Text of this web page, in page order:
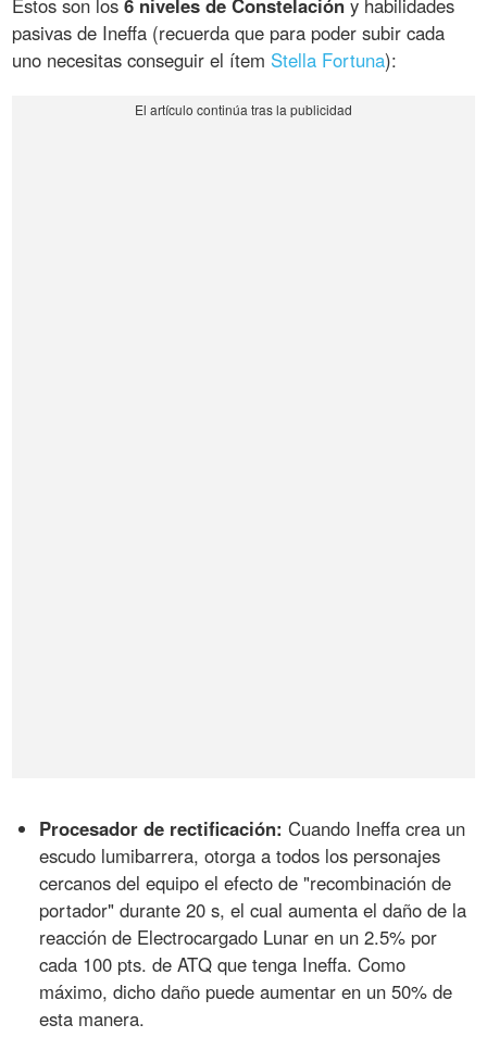
Estos son los6 niveles de Constelación y habilidades
pasivas de Ineffa (recuerda que para poder subir cada
uno necesitas conseguir el ítem Stella Fortuna):
Procesador de rectificación: Cuando Ineffa crea un
escudo lumibarrera, otorga a todos los personajes
cercanos del equipo el efecto de "recombinación de
portador" durante 20 s, el cual aumenta el daño de la
reacción de Electrocargado Lunar en un 2.5% por
cada 100 pts. de ATQ que tenga Ineffa. Como
máximo, dicho daño puede aumentar en un 50% de
esta manera.